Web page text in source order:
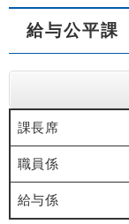
給与公平課
課長席
職員係
給与係